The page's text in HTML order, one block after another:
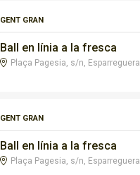
GENT GRAN
Ball en línia a la fresca
Plaça Pagesia, s/n, Esparreguera
GENT GRAN
Ball en línia a la fresca
Plaça Pagesia, s/n, Esparreguera